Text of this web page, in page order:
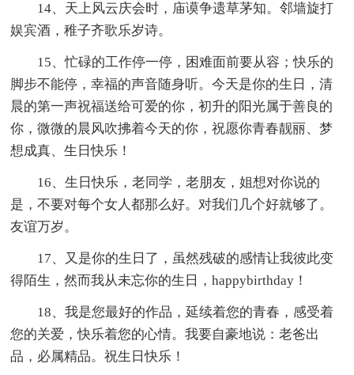
14、天上风云庆会时，庙谟争遗草茅知。邻墙旋打
娱宾酒，稚子齐歌乐岁诗。
15、忙碌的工作停一停，困难面前要从容；快乐的
脚步不能停，幸福的声音随身听。今天是你的生日，清
晨的第一声祝福送给可爱的你，初升的阳光属于善良的
你，微微的晨风吹拂着今天的你，祝愿你青春靓丽、梦
想成真、生日快乐！
16、生日快乐，老同学，老朋友，姐想对你说的
是，不要对每个女人都那么好。对我们几个好就够了。
友谊万岁。
17、又是你的生日了，虽然残破的感情让我彼此变
得陌生，然而我从未忘你的生日，happybirthday！
18、我是您最好的作品，延续着您的青春，感受着
您的关爱，快乐着您的心情。我要自豪地说：老爸出
品，必属精品。祝生日快乐！